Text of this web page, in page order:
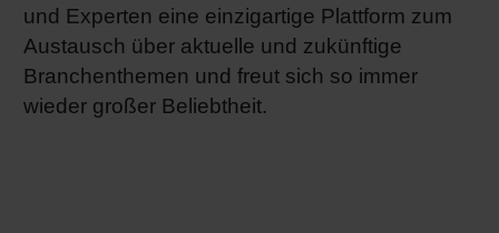
und Experten eine einzigartige Plattform zum
Austausch über aktuelle und zukünftige
Branchenthemen und freut sich so immer
wieder großer Beliebtheit.